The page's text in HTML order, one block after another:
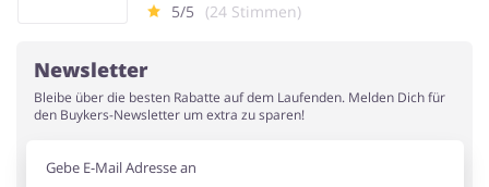
5/5 (24 Stimmen)
Newsletter
Bleibe über die besten Rabatte auf dem Laufenden. Melden Dich für
den Buykers-Newsletter um extra zu sparen!